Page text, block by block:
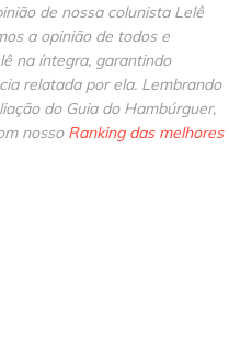
de nossa colunista Lelê
a opinião de todos e
na íntegra, garantindo
relatada por ela. Lembrando
do Guia do Hambúrguer,
nosso Ranking das melhores